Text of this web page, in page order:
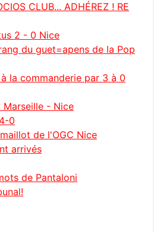
CLUB... ADHÉREZ ! RE
2 - 0 Nice
du guet=apens de la Pop
la commanderie par 3 à 0
Marseille - Nice
0
de l'OGC Nice
arrivés
de Pantaloni